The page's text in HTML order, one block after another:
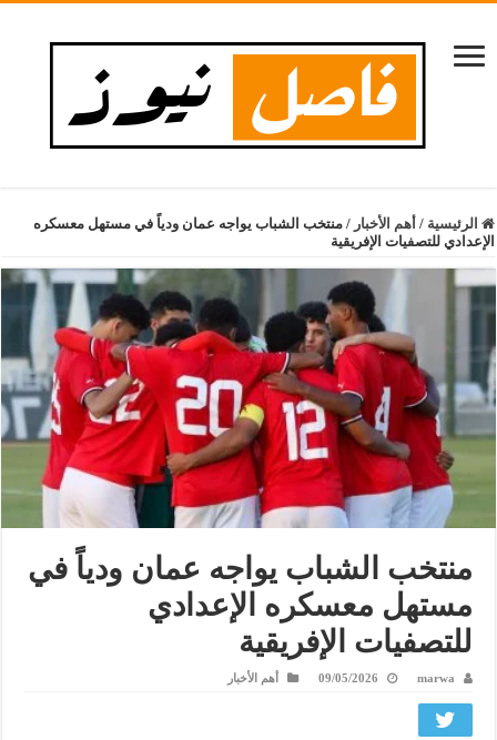
الرئيسية / أهم الأخبار / منتخب الشباب يواجه عمان ودياً في مستهل معسكره
الإعدادي للتصفيات الإفريقية
منتخب الشباب يواجه عمان ودياً في
مستهل معسكره الإعدادي
للتصفيات الإفريقية
marwa
09/05/2026 أهم الأخبار